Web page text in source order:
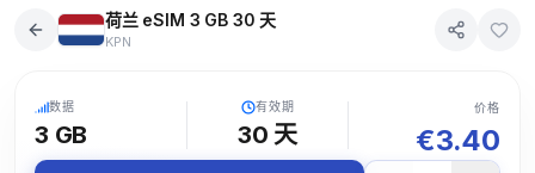
荷兰 eSIM 3 GB 30 天
KPN
数据
3 GB
有效期
30 天
价格
€3.40